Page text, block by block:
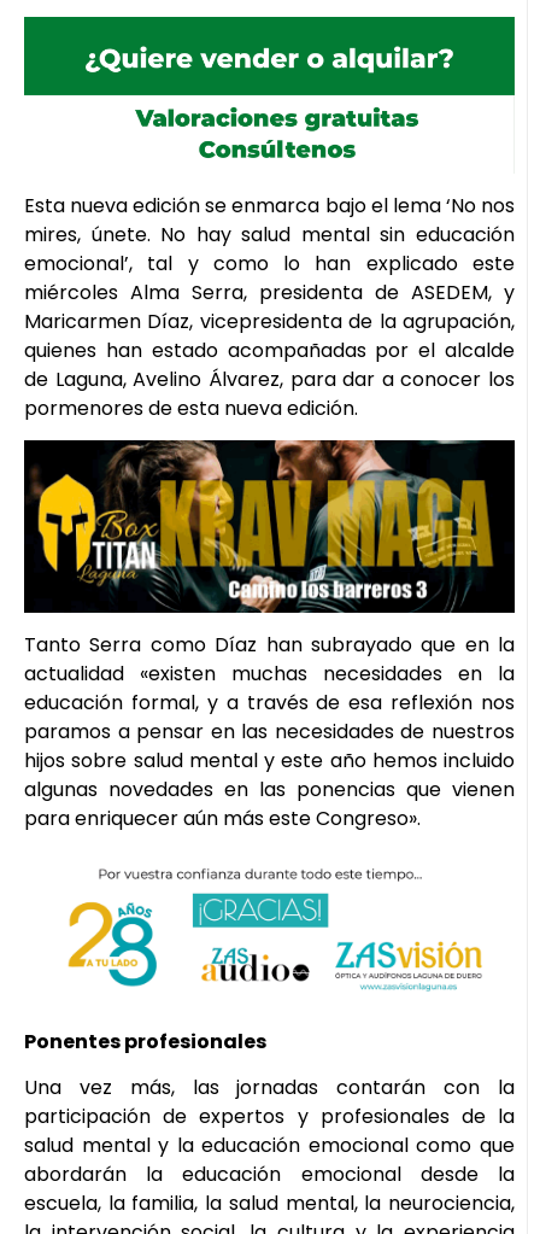
Esta nueva edición se enmarca bajo el lema ‘No nos
mires, únete. No hay salud mental sin educación
emocional’, tal y como lo han explicado este
miércoles Alma Serra, presidenta de ASEDEM, y
Maricarmen Díaz, vicepresidenta de la agrupación,
quienes han estado acompañadas por el alcalde
de Laguna, Avelino Álvarez, para dar a conocer los
pormenores de esta nueva edición.
Tanto Serra como Díaz han subrayado que en la
actualidad «existen muchas necesidades en la
educación formal, y a través de esa reflexión nos
paramos a pensar en las necesidades de nuestros
hijos sobre salud mental y este año hemos incluido
algunas novedades en las ponencias que vienen
para enriquecer aún más este Congreso».
Ponentes profesionales
Una vez más, las jornadas contarán con la
participación de expertos y profesionales de la
salud mental y la educación emocional como que
abordarán la educación emocional desde la
escuela, la familia, la salud mental, la neurociencia,